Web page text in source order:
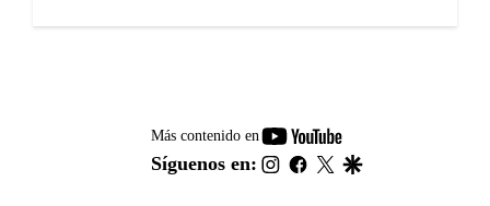
Más contenido en
youtube-
footer
Síguenos en: instagram
facebook
twitter